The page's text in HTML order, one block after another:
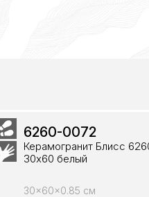
6260-0072
Керамогранит Блисс
30х60 белый
30x60x0.85 см